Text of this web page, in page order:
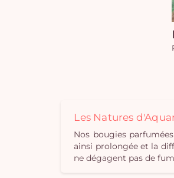
Les Natures
Nos bougies
ainsi prolongée et la
ne dégagent pas de